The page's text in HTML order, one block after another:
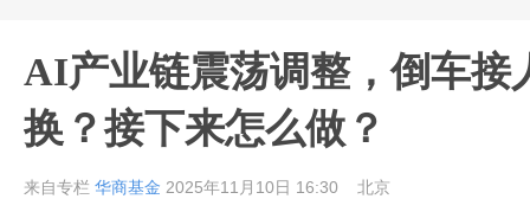
AI产业链震荡调整，倒车接
换？接下来怎么做？
来自专栏 华商基金 2025年11月10日 16:30 北京